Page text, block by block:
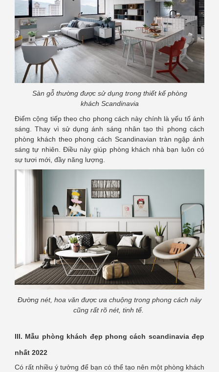
Sàn gỗ thường được sử dụng trong thiết kế phòng
khách Scandinavia
Điểm cộng tiếp theo cho phong cách này chính là yếu tố ánh
sáng. Thay vì sử dụng ánh sáng nhân tạo thì phong cách
phòng khách theo phong cách Scandinavian tràn ngập ánh
sáng tự nhiên. Điều này giúp phòng khách nhà bạn luôn có
sự tươi mới, đầy năng lượng.
Đường nét, hoa văn được ưa chuộng trong phong cách này
cũng rất rõ nét, tinh tế.
III. Mẫu phòng khách đẹp phong cách scandinavia đẹp
nhất 2022
Có rất nhiều ý tưởng để bạn có thể tạo nên một phòng khách